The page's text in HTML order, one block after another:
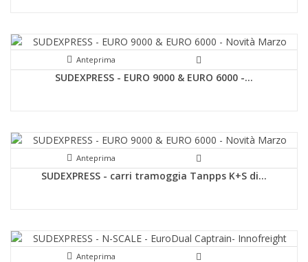
Anteprima
SUDEXPRESS - EURO 9000 & EURO 6000 -...
Anteprima
SUDEXPRESS - carri tramoggia Tanpps K+S di...
Anteprima